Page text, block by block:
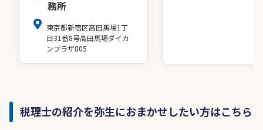
務所
東京都新宿区高田馬場1丁
目31番8号高田馬場ダイカ
ンプラザ805
税理士の紹介を弥生におまかせしたい方はこちら